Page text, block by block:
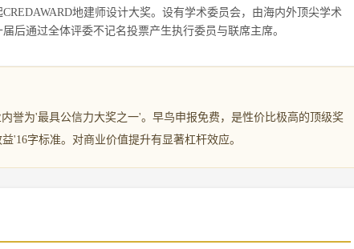
地建师设计大奖。设有学术委员会，由海内外顶尖学术
后通过全体评委不记名投票产生执行委员与联席主席。
誉为'最具公信力大奖之一'。早鸟申报免费，是性价比极高的顶级奖
'16字标准。对商业价值提升有显著杠杆效应。